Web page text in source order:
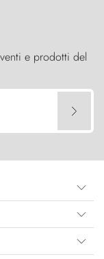
e prodotti del